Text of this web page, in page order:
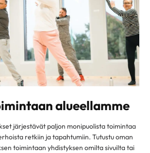
alueellamme
järjestävät paljon monipuolista toimintaa
retkiin ja tapahtumiin. Tutustu oman
toimintaan yhdistyksen omilta sivuilta tai